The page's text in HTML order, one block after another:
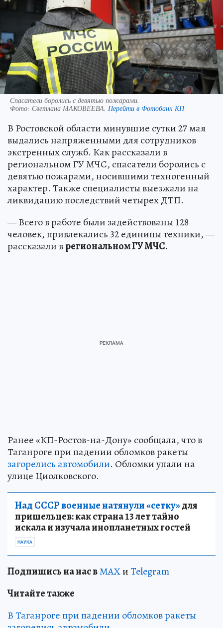
Спасатели боролись с девятью пожарами.
Фото: Светлана МАКОВЕЕВА. Перейти в Фотобанк КП
В Ростовской области минувшие сутки 27 мая
выдались напряженными для сотрудников
экстренных служб. Как рассказали в
региональном ГУ МЧС, спасатели боролись с
девятью пожарами, носившими техногенный
характер. Также специалисты выезжали на
ликвидацию последствий четырех ДТП.
— Всего в работе были задействованы 128
человек, привлекались 32 единицы техники, —
рассказали врегиональном ГУ МЧС.
Ранее «КП-Ростов-на-Дону» сообщала, что в
Таганроге при падении обломков ракеты
загорелись автомобили. Обломки упали на
улице Циолковского.
Над СССР военные натянули «сетку»для
пришельцев: как страна 13 лет тайно
искала и изучала инопланетных гостей
НАУКА
Подпишись на нас вМАХиTelegram
Читайте также
В Таганроге при падении обломков ракеты